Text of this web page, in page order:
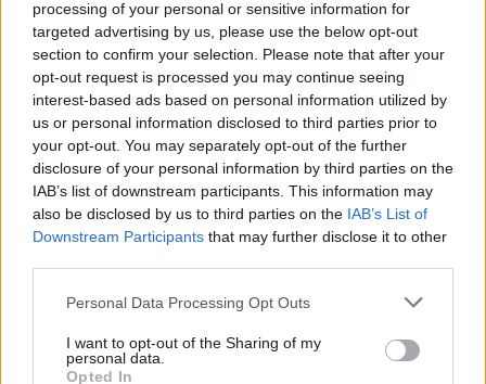
processing of your personal or sensitive information for
targeted advertising by us, please use the below opt-out
section to confirm your selection. Please note that after your
opt-out request is processed you may continue seeing
interest-based ads based on personal information utilized by
us or personal information disclosed to third parties prior to
your opt-out. You may separately opt-out of the further
disclosure of your personal information by third parties on the
IAB’s list of downstream participants. This information may
also be disclosed by us to third parties on the IAB’s List of
Downstream Participants that may further disclose it to other
Personal Data Processing Opt Outs
I want to opt-out of the Sharing of my
personal data.
Opted In
Jak widać konflikt racji moralnych może być